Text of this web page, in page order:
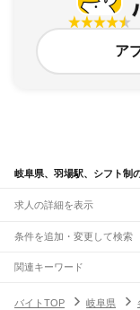
ア
岐阜県、羽場駅、シフト制
求人の詳細を表示
条件を追加・変更して検索
市区町村を追加・変更
岐阜県すべて
駅を追加・変更
関連キーワード
バイトTOP
岐阜県